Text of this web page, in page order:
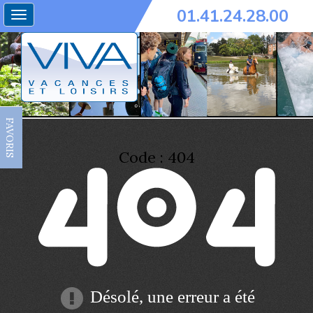
Toggle
navigation
01.41.24.28.00
FAVORIS Code : 404
Désolé, une erreur a été